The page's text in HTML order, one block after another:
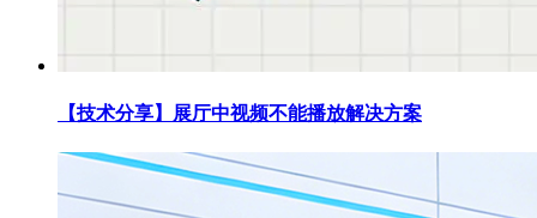
【技术分享】展厅中视频不能播放解决方案